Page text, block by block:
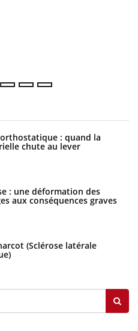
: quand la
chute au lever
: une déformation des
aux conséquences graves
(Sclérose latérale